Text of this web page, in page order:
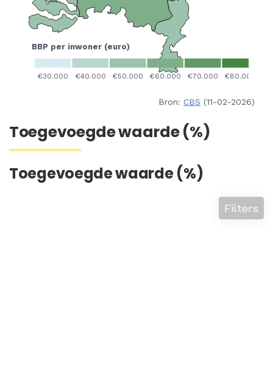
Bron: CBS (11-02-2026)
Toegevoegde waarde (%)
Toegevoegde waarde (%)
Filters